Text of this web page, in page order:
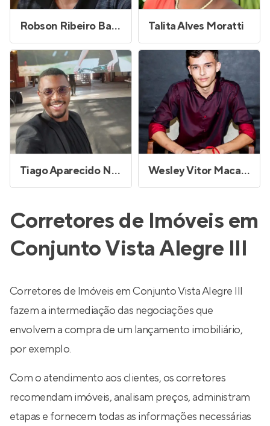
Robson Ribeiro Baptista Talita Alves Moratti
Tiago Aparecido Neri dos Santos Wesley Vitor Macarroni Barra
Corretores de Imóveis em
Conjunto Vista Alegre III
Corretores de Imóveis em Conjunto Vista Alegre III
fazem a intermediação das negociações que
envolvem a compra de um lançamento imobiliário,
por exemplo.
Com o atendimento aos clientes, os corretores
recomendam imóveis, analisam preços, administram
etapas e fornecem todas as informações necessárias